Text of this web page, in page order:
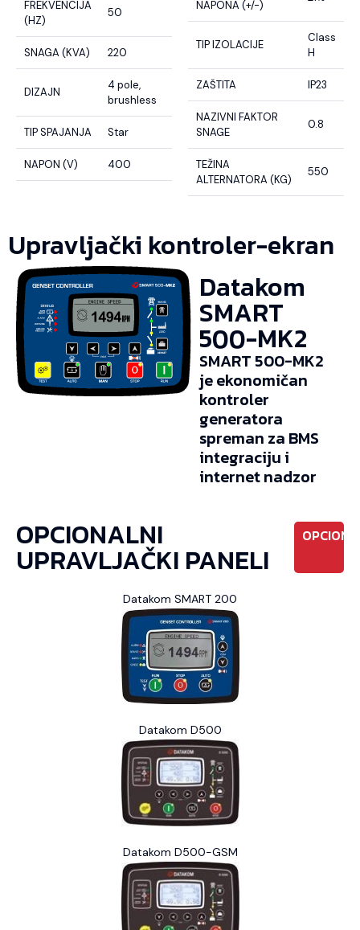
FREKVENCIJA
(HZ)
50
SNAGA (KVA) 220
DIZAJN
4 pole,
brushless
TIP SPAJANJA Star
NAPON (V) 400
NAPONA (+/-)
TIP IZOLACIJE
Class
H
ZAŠTITA IP23
NAZIVNI FAKTOR
SNAGE
0.8
TEŽINA
ALTERNATORA (KG)
550
Upravljački kontroler-ekran
Datakom
SMART
500-MK2
SMART 500-MK2
je ekonomičan
kontroler
generatora
spreman za BMS
integraciju i
internet nadzor
OPCIONALNI
UPRAVLJAČKI PANELI
OPCIONO
Datakom SMART 200
Datakom D500
Datakom D500-GSM